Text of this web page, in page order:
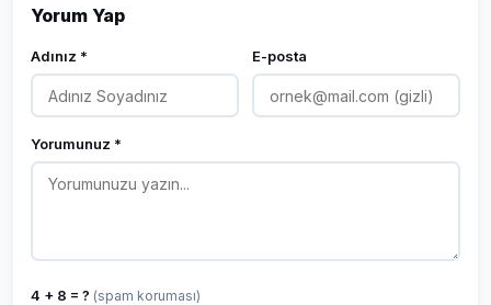
Yorum Yap
Adınız * E-posta
Yorumunuz *
4 + 8 = ? (spam koruması)